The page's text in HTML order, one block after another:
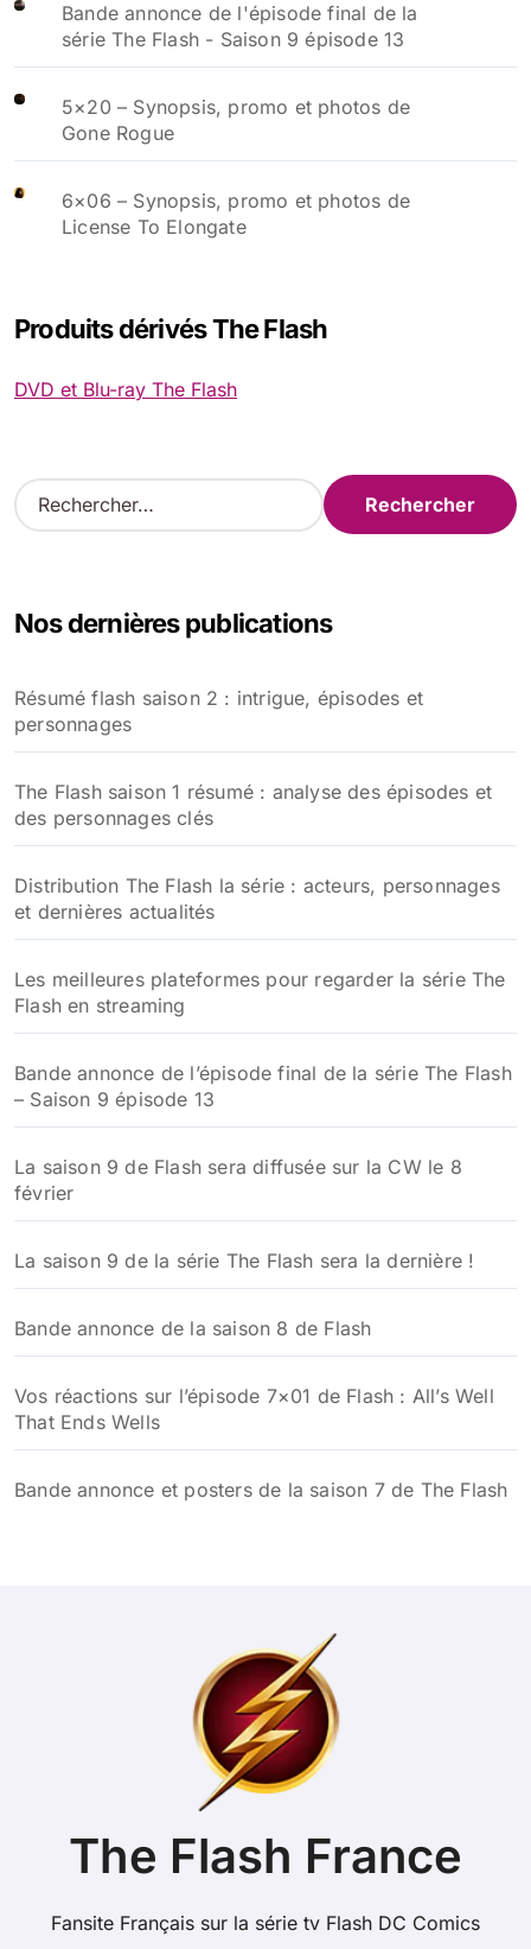
Bande annonce de l'épisode final de la
série The Flash - Saison 9 épisode 13
5×20 – Synopsis, promo et photos de
Gone Rogue
6×06 – Synopsis, promo et photos de
License To Elongate
Produits dérivés The Flash
DVD et Blu-ray The Flash
R
e
r
e
r
Nos dernières publications
Résumé flash saison 2 : intrigue, épisodes et
personnages
The Flash saison 1 résumé : analyse des épisodes et
des personnages clés
Distribution The Flash la série : acteurs, personnages
et dernières actualités
Les meilleures plateformes pour regarder la série The
Flash en streaming
Bande annonce de l’épisode final de la série The Flash
– Saison 9 épisode 13
La saison 9 de Flash sera diffusée sur la CW le 8
février
La saison 9 de la série The Flash sera la dernière !
Bande annonce de la saison 8 de Flash
Vos réactions sur l’épisode 7×01 de Flash : All’s Well
That Ends Wells
Bande annonce et posters de la saison 7 de The Flash
The Flash France
Fansite Français sur la série tv Flash DC Comics